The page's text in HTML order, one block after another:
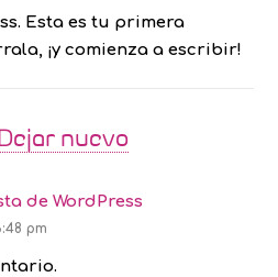
Esta es tu primera
¡y comienza a escribir!
nuevo
de WordPress
pm